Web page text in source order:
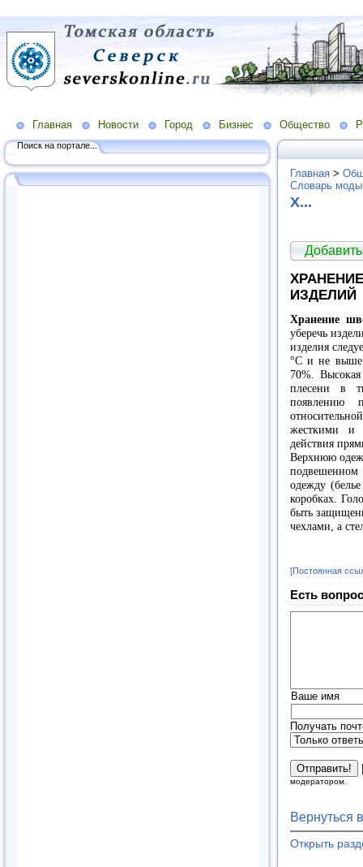
Главная Новости Город Бизнес Общество
Поиск на портале...
Главная >
Словарь
X...
ИЗДЕЛИЙ
Хранение
уберечь
изделия
°С и не выше
70%.
плесени в
появлению
жесткими и
действия
Верхнюю
подвешенном
одежду
коробках.
быть
чехлами, а
[Постоянная
Есть
Ваше имя
Получать
модератором.
Вернуться
Открыть